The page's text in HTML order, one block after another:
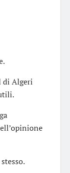
di Algeri